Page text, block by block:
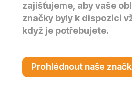
zajišťujeme, aby vaše
značky byly k dispozici
když je potřebujete.
Prohlédnout naše